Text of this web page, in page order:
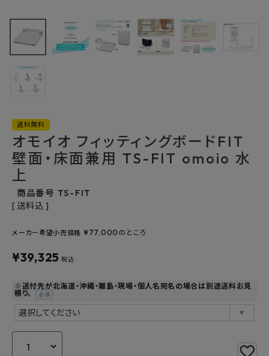
TS-FIT omoio
水上
FAX注文はこちらから
カテゴリーから選ぶ
ご利用ガイド
よくあるご質問
お問い合わせ
メルマガ登録
特定商取引法について
プライバシーポリシー
送料無料
オモイオ フィッティングボードFIT
壁面・床面兼用 TS-FIT omoio 水
上
商品番号 TS-FIT
送料込
メーカー希望小売価格 ¥ 77,000 のところ
¥39,325 税込
※送付先が北海道・沖縄・離島・現場・個人名宛名の場合は別途送料お見
積り。
(必
須)